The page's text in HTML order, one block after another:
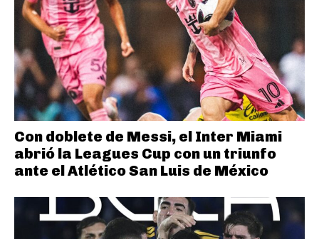
Con doblete de Messi, el Inter Miami
abrió la Leagues Cup con un triunfo
ante el Atlético San Luis de México